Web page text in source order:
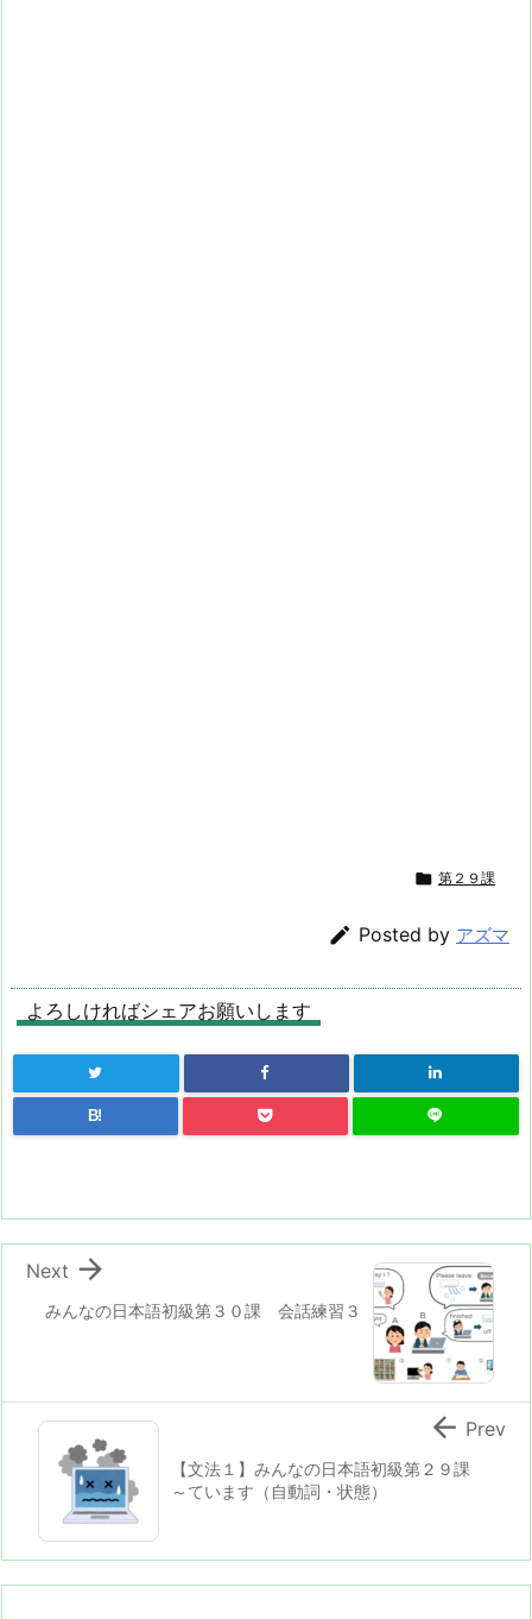
 第２９課
 Posted by アズマ
よろしければシェアお願いします
B!
みんなの日本語初級第３０課 会話練習３

Next
【文法１】みんなの日本語初級第２９課
～ています（自動詞・状態）
 Prev